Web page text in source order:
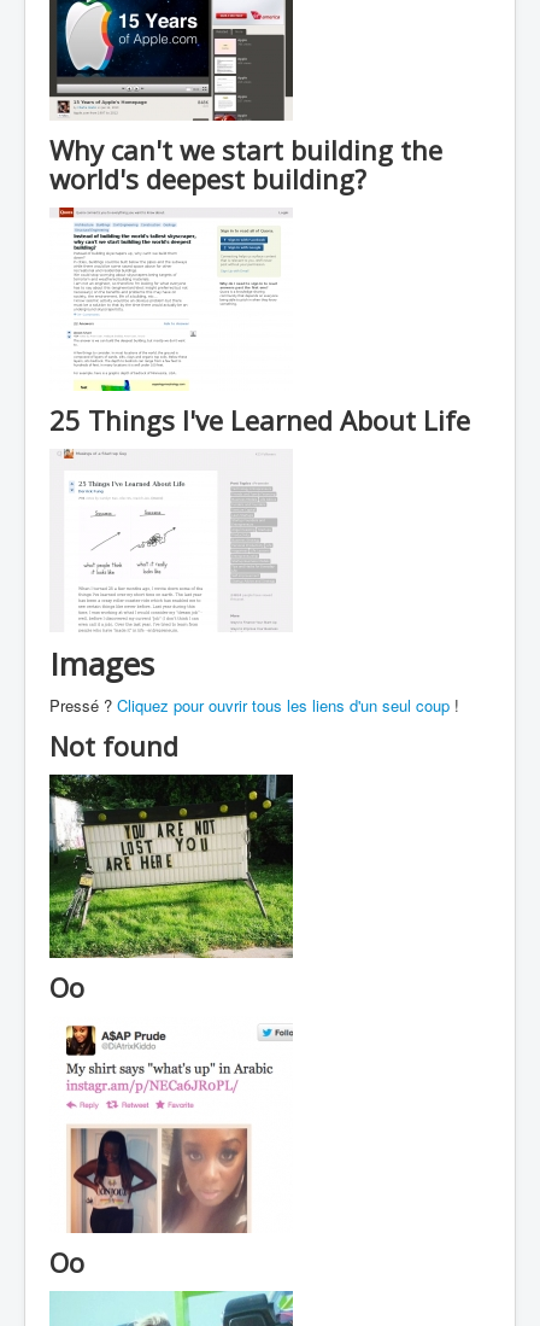
Why can't we start building the
world's deepest building?
25 Things I've Learned About Life
Images
Pressé ? Cliquez pour ouvrir tous les liens d'un seul coup !
Not found
Oo
Oo